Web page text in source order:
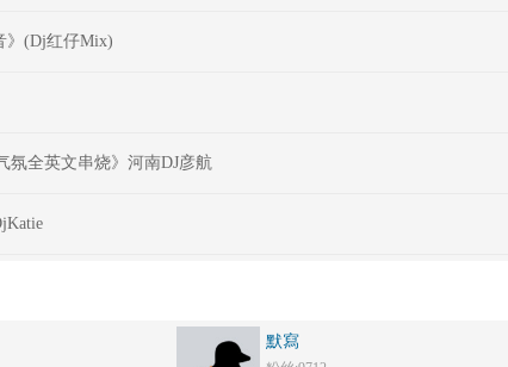
》(Dj红仔Mix)
氛全英文串烧》河南DJ彦航
默寫